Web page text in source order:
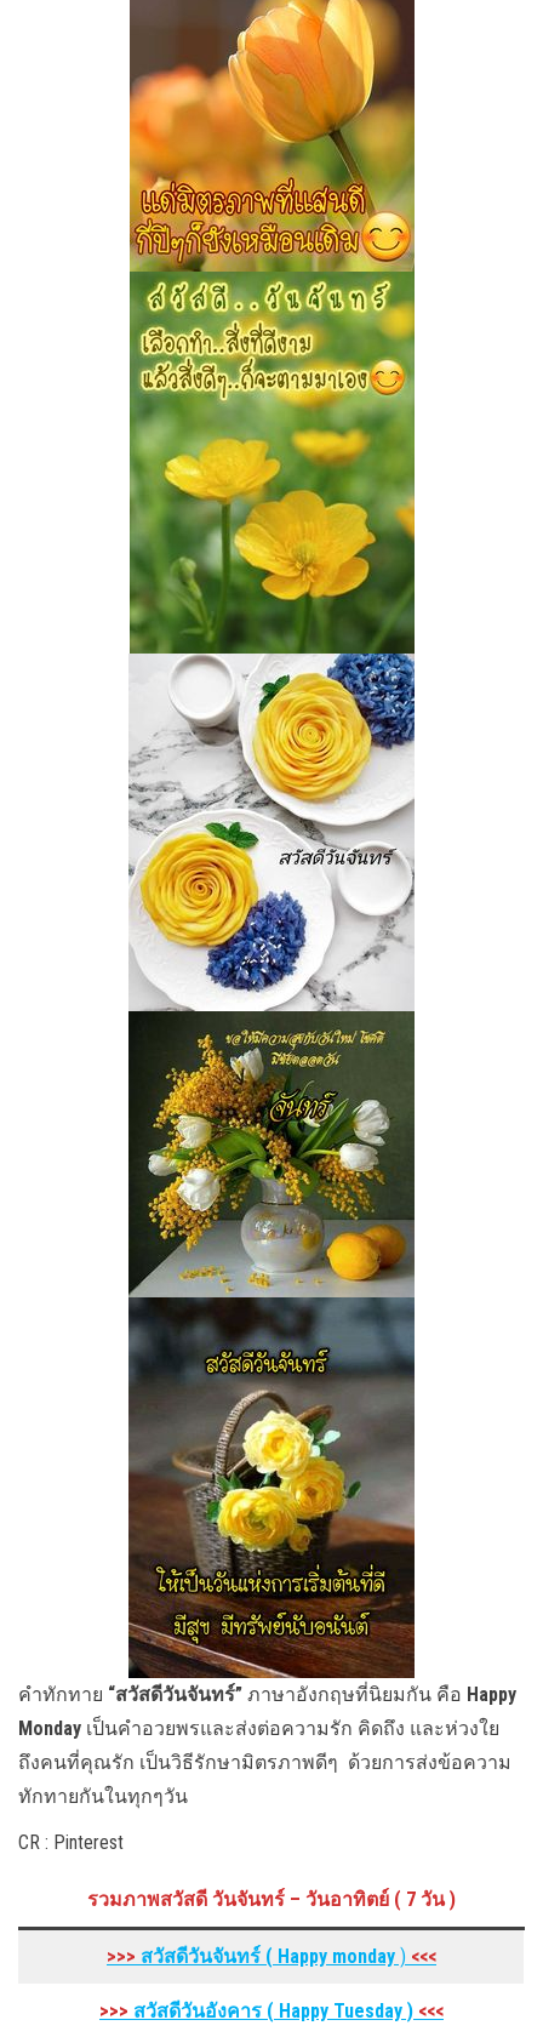
คำทักทาย “สวัสดีวันจันทร์” ภาษาอังกฤษที่นิยมกัน คือ Happy
Monday เป็นคำอวยพรและส่งต่อความรัก คิดถึง และห่วงใย
ถึงคนที่คุณรัก เป็นวิธีรักษามิตรภาพดีๆ ด้วยการส่งข้อความ
ทักทายกันในทุกๆวัน
CR : Pinterest
รวมภาพสวัสดี วันจันทร์ – วันอาทิตย์ ( 7 วัน )
>>> สวัสดีวันจันทร์ ( Happy monday ) <<<
>>> สวัสดีวันอังคาร ( Happy Tuesday ) <<<